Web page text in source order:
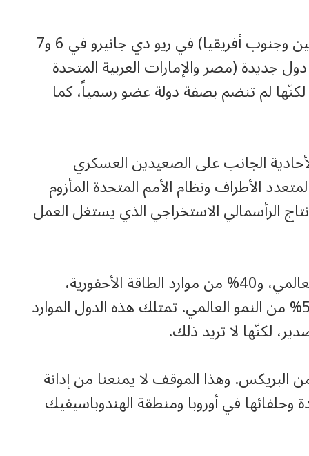
اجتمعت دول البريكس (البرازيل وروسيا والصين وجنوب أفريقيا) في ريو دي جانيرو في 6 و7
تموز/يوليو، وكانت قد وافقت على انضمام 5 دول جديدة (مصر والإمارات العربية المتحدة
لكنّها لم تنضم بصفة دولة عضو رسمياً، كما
الجانب على الصعيدين العسكري
الأطراف ونظام الأمم المتحدة المأزوم
الرأسمالي الاستخراجي الذي يستغل العمل
تمثّل دول البريكس نصف التعداد السكاني العالمي، و40% من موارد الطاقة الأحفورية،
و30% من إجمالي الناتج المحلي العالمي، و50% من النمو العالمي. تمتلك هذه الدول الموارد
لكنّها لا تريد ذلك.
وهذا الموقف لا يمنعنا من إدانة
وحلفائها في أوروبا ومنطقة الهندوباسيفيك